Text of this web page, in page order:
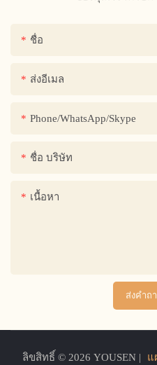
ชื่อ
ส่งอีเมล
Phone/WhatsApp/Skype
ชื่อ บริษัท
เนื้อหา
ส่งคำถ
ลิขสิทธิ์ © 2026 YOUSEN | แ